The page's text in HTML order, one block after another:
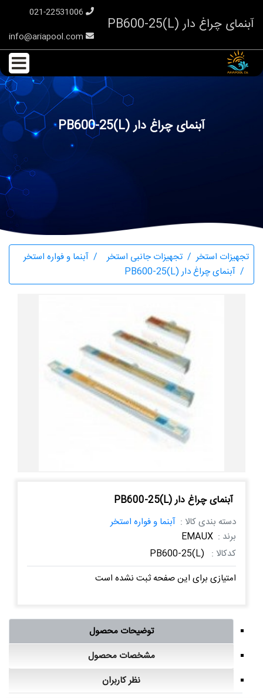
آبنمای چراغ دار PB600-25(L)
آبنمای چراغ دار PB600-25(L)
تجهیزات استخر تجهیزات جانبی استخر
آبنما و فواره استخر
آبنمای چراغ دار PB600-25(L)
آبنمای چراغ دار PB600-25(L)
دسته بندی کالا : آبنما و فواره استخر
برند : EMAUX
کدکالا : PB600-25(L)
امتیازی برای این صفحه ثبت نشده است
توضیحات محصول
مشخصات محصول
نظر کاربران